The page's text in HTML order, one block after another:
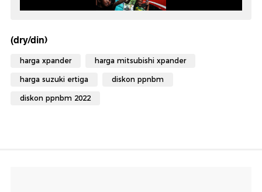
(dry/din)
harga xpander harga mitsubishi xpander
harga suzuki ertiga diskon ppnbm
diskon ppnbm 2022